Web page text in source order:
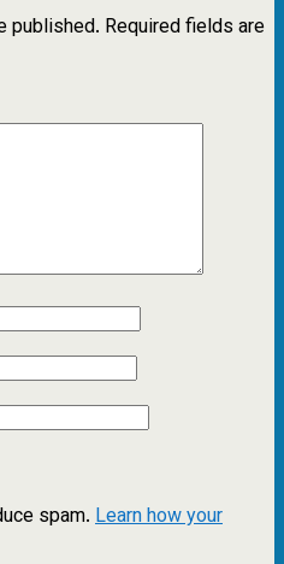
published. Required fields are
spam. Learn how your